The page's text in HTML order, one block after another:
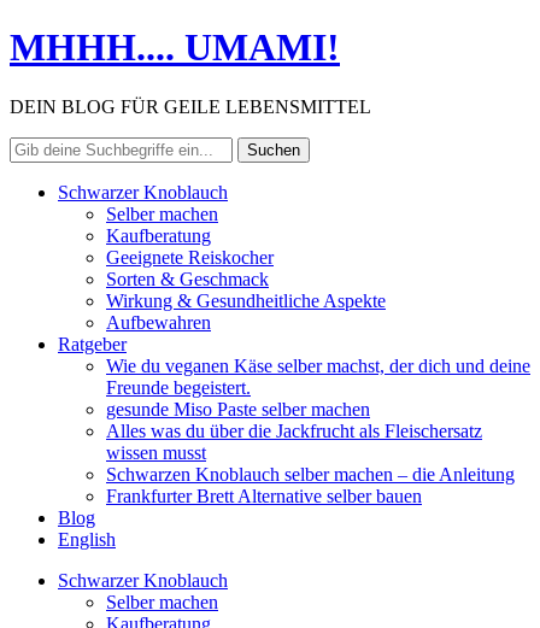
MHHH.... UMAMI!
DEIN BLOG FÜR GEILE LEBENSMITTEL
Schwarzer Knoblauch
Selber machen
Kaufberatung
Geeignete Reiskocher
Sorten & Geschmack
Wirkung & Gesundheitliche Aspekte
Aufbewahren
Ratgeber
Wie du veganen Käse selber machst, der dich und deine
Freunde begeistert.
gesunde Miso Paste selber machen
Alles was du über die Jackfrucht als Fleischersatz
wissen musst
Schwarzen Knoblauch selber machen – die Anleitung
Frankfurter Brett Alternative selber bauen
Blog
English
Schwarzer Knoblauch
Selber machen
Kaufberatung